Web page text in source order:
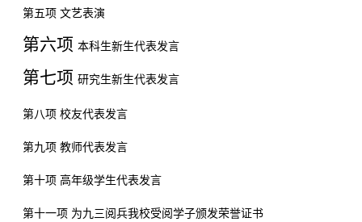
第五项 文艺表演
第六项 本科生新生代表发言
第七项 研究生新生代表发言
第八项 校友代表发言
第九项 教师代表发言
第十项 高年级学生代表发言
第十一项 为九三阅兵我校受阅学子颁发荣誉证书